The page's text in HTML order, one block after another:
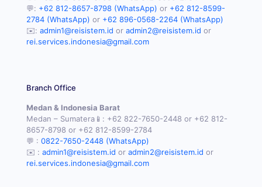
💬: +62 812-8657-8798 (WhatsApp) or +62 812-8599-
2784 (WhatsApp) or +62 896-0568-2264 (WhatsApp)
✉️: admin1@reisistem.id or admin2@reisistem.id or
rei.services.indonesia@gmail.com
Branch Office
Medan & Indonesia Barat
Medan – Sumatera📱: +62 822-7650-2448 or +62 812-
8657-8798 or +62 812-8599-2784
💬 : 0822-7650-2448 (WhatsApp)
✉️ : admin1@reisistem.id or admin2@reisistem.id or
rei.services.indonesia@gmail.com